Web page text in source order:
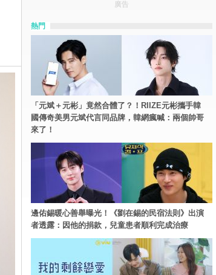
廣告
熱門
「元斌＋元彬」竟然合體了？！RIIZE元彬攜手韓
國傳奇美男元斌代言同品牌，韓網瘋喊：兩個帥哥
來了！
邊佑錫暖心善舉曝光！《劉在錫的民宿法則》出演
者透露：因他的捐款，兒童患者順利完成治療